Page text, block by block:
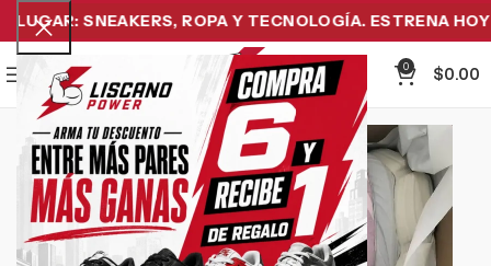
SNEAKERS, ROPA Y TECNOLOGÍA. ESTRENA HOY Y
Menu
0
$0.00
-19%